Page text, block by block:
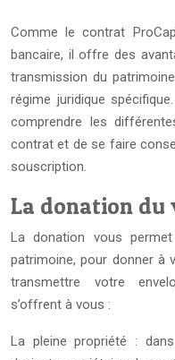
Comme le contrat
bancaire, il offre des
transmission du
régime juridique
comprendre les
contrat et de se faire
souscription.
La donation du
La donation vous
patrimoine, pour donner à
transmettre votre
s’offrent à vous :
La pleine propriété :